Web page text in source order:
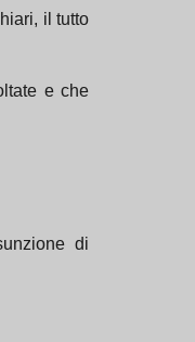
il tutto
e che
di